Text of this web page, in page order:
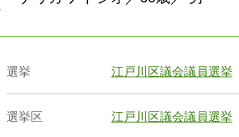
選挙 江戸川区議会議員選挙
選挙区 江戸川区議会議員選挙